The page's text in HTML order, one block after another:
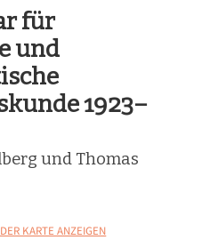
für
und
1923–
und Thomas
KARTE ANZEIGEN